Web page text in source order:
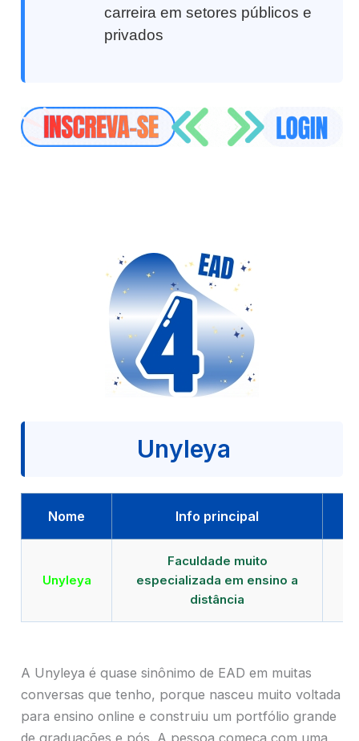
carreira em setores públicos e
privados
Unyleya
Nome Info principal
Unyleya
Faculdade muito
especializada em ensino a
distância
A Unyleya é quase sinônimo de EAD em muitas
conversas que tenho, porque nasceu muito voltada
para ensino online e construiu um portfólio grande
de graduações e pós. A pessoa começa com uma